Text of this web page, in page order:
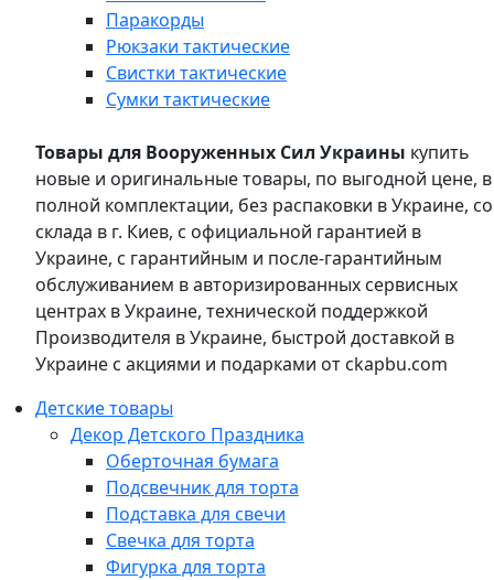
Паракорды
Рюкзаки тактические
Свистки тактические
Сумки тактические
Товары для Вооруженных Сил Украины купить
новые и оригинальные товары, по выгодной цене, в
полной комплектации, без распаковки в Украине, со
склада в г. Киев, с официальной гарантией в
Украине, с гарантийным и после-гарантийным
обслуживанием в авторизированных сервисных
центрах в Украине, технической поддержкой
Производителя в Украине, быстрой доставкой в
Украине с акциями и подарками от ckapbu.com
Детские товары
Декор Детского Праздника
Оберточная бумага
Подсвечник для торта
Подставка для свечи
Свечка для торта
Фигурка для торта